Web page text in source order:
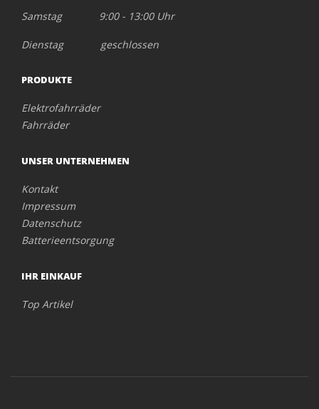
Samstag 9:00 - 13:00 Uhr
Dienstag geschlossen
PRODUKTE
Elektrofahrräder
Fahrräder
UNSER UNTERNEHMEN
Kontakt
Impressum
Datenschutz
Batterieentsorgung
IHR EINKAUF
Top Artikel